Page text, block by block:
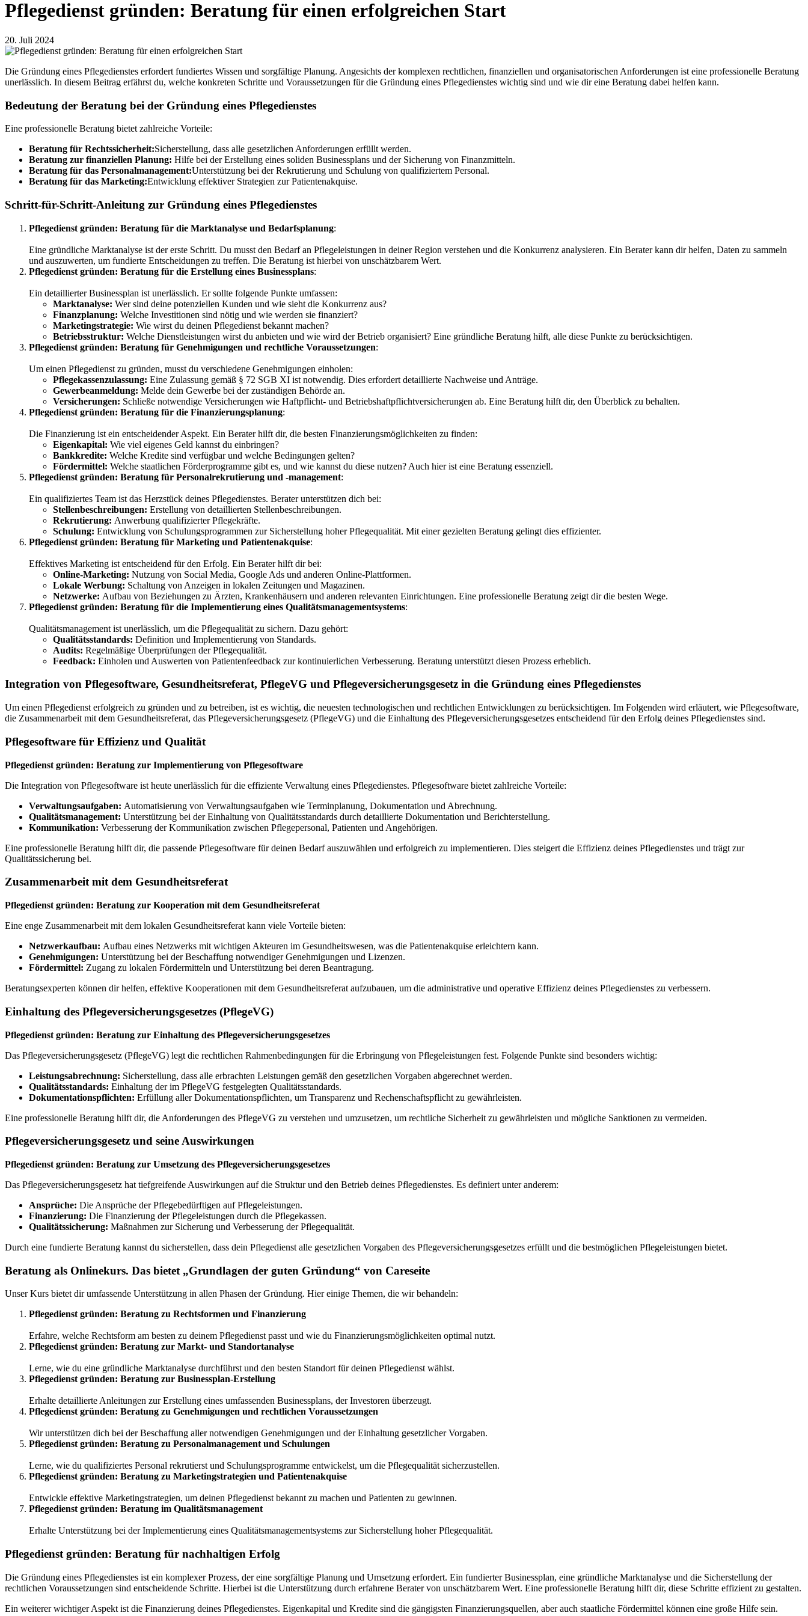
Pflegedienst gründen: Beratung für einen erfolgreichen Start
20. Juli 2024
Die Gründung eines Pflegedienstes erfordert fundiertes Wissen und sorgfältige Planung. Angesichts der komplexen rechtlichen, finanziellen und organisatorischen Anforderungen ist eine professionelle Beratung
unerlässlich. In diesem Beitrag erfährst du, welche konkreten Schritte und Voraussetzungen für die Gründung eines Pflegedienstes wichtig sind und wie dir eine Beratung dabei helfen kann.
Bedeutung der Beratung bei der Gründung eines Pflegedienstes
Eine professionelle Beratung bietet zahlreiche Vorteile:
Beratung für Rechtssicherheit:Sicherstellung, dass alle gesetzlichen Anforderungen erfüllt werden.
Beratung zur finanziellen Planung: Hilfe bei der Erstellung eines soliden Businessplans und der Sicherung von Finanzmitteln.
Beratung für das Personalmanagement:Unterstützung bei der Rekrutierung und Schulung von qualifiziertem Personal.
Beratung für das Marketing:Entwicklung effektiver Strategien zur Patientenakquise.
Schritt-für-Schritt-Anleitung zur Gründung eines Pflegedienstes
Pflegedienst gründen: Beratung für die Marktanalyse und Bedarfsplanung:
Eine gründliche Marktanalyse ist der erste Schritt. Du musst den Bedarf an Pflegeleistungen in deiner Region verstehen und die Konkurrenz analysieren. Ein Berater kann dir helfen, Daten zu sammeln
und auszuwerten, um fundierte Entscheidungen zu treffen. Die Beratung ist hierbei von unschätzbarem Wert.
Pflegedienst gründen: Beratung für die Erstellung eines Businessplans:
Ein detaillierter Businessplan ist unerlässlich. Er sollte folgende Punkte umfassen:
Marktanalyse: Wer sind deine potenziellen Kunden und wie sieht die Konkurrenz aus?
Finanzplanung: Welche Investitionen sind nötig und wie werden sie finanziert?
Marketingstrategie: Wie wirst du deinen Pflegedienst bekannt machen?
Betriebsstruktur: Welche Dienstleistungen wirst du anbieten und wie wird der Betrieb organisiert? Eine gründliche Beratung hilft, alle diese Punkte zu berücksichtigen.
Pflegedienst gründen: Beratung für Genehmigungen und rechtliche Voraussetzungen:
Um einen Pflegedienst zu gründen, musst du verschiedene Genehmigungen einholen:
Pflegekassenzulassung: Eine Zulassung gemäß § 72 SGB XI ist notwendig. Dies erfordert detaillierte Nachweise und Anträge.
Gewerbeanmeldung: Melde dein Gewerbe bei der zuständigen Behörde an.
Versicherungen: Schließe notwendige Versicherungen wie Haftpflicht- und Betriebshaftpflichtversicherungen ab. Eine Beratung hilft dir, den Überblick zu behalten.
Pflegedienst gründen: Beratung für die Finanzierungsplanung:
Die Finanzierung ist ein entscheidender Aspekt. Ein Berater hilft dir, die besten Finanzierungsmöglichkeiten zu finden:
Eigenkapital: Wie viel eigenes Geld kannst du einbringen?
Bankkredite: Welche Kredite sind verfügbar und welche Bedingungen gelten?
Fördermittel: Welche staatlichen Förderprogramme gibt es, und wie kannst du diese nutzen? Auch hier ist eine Beratung essenziell.
Pflegedienst gründen: Beratung für Personalrekrutierung und -management:
Ein qualifiziertes Team ist das Herzstück deines Pflegedienstes. Berater unterstützen dich bei:
Stellenbeschreibungen: Erstellung von detaillierten Stellenbeschreibungen.
Rekrutierung: Anwerbung qualifizierter Pflegekräfte.
Schulung: Entwicklung von Schulungsprogrammen zur Sicherstellung hoher Pflegequalität. Mit einer gezielten Beratung gelingt dies effizienter.
Pflegedienst gründen: Beratung für Marketing und Patientenakquise:
Effektives Marketing ist entscheidend für den Erfolg. Ein Berater hilft dir bei:
Online-Marketing: Nutzung von Social Media, Google Ads und anderen Online-Plattformen.
Lokale Werbung: Schaltung von Anzeigen in lokalen Zeitungen und Magazinen.
Netzwerke: Aufbau von Beziehungen zu Ärzten, Krankenhäusern und anderen relevanten Einrichtungen. Eine professionelle Beratung zeigt dir die besten Wege.
Pflegedienst gründen: Beratung für die Implementierung eines Qualitätsmanagementsystems:
Qualitätsmanagement ist unerlässlich, um die Pflegequalität zu sichern. Dazu gehört:
Qualitätsstandards: Definition und Implementierung von Standards.
Audits: Regelmäßige Überprüfungen der Pflegequalität.
Feedback: Einholen und Auswerten von Patientenfeedback zur kontinuierlichen Verbesserung. Beratung unterstützt diesen Prozess erheblich.
Integration von Pflegesoftware, Gesundheitsreferat, PflegeVG und Pflegeversicherungsgesetz in die Gründung eines Pflegedienstes
Um einen Pflegedienst erfolgreich zu gründen und zu betreiben, ist es wichtig, die neuesten technologischen und rechtlichen Entwicklungen zu berücksichtigen. Im Folgenden wird erläutert, wie Pflegesoftware,
die Zusammenarbeit mit dem Gesundheitsreferat, das Pflegeversicherungsgesetz (PflegeVG) und die Einhaltung des Pflegeversicherungsgesetzes entscheidend für den Erfolg deines Pflegedienstes sind.
Pflegesoftware für Effizienz und Qualität
Pflegedienst gründen: Beratung zur Implementierung von Pflegesoftware
Die Integration von Pflegesoftware ist heute unerlässlich für die effiziente Verwaltung eines Pflegedienstes. Pflegesoftware bietet zahlreiche Vorteile:
Verwaltungsaufgaben: Automatisierung von Verwaltungsaufgaben wie Terminplanung, Dokumentation und Abrechnung.
Qualitätsmanagement: Unterstützung bei der Einhaltung von Qualitätsstandards durch detaillierte Dokumentation und Berichterstellung.
Kommunikation: Verbesserung der Kommunikation zwischen Pflegepersonal, Patienten und Angehörigen.
Eine professionelle Beratung hilft dir, die passende Pflegesoftware für deinen Bedarf auszuwählen und erfolgreich zu implementieren. Dies steigert die Effizienz deines Pflegedienstes und trägt zur
Qualitätssicherung bei.
Zusammenarbeit mit dem Gesundheitsreferat
Pflegedienst gründen: Beratung zur Kooperation mit dem Gesundheitsreferat
Eine enge Zusammenarbeit mit dem lokalen Gesundheitsreferat kann viele Vorteile bieten:
Netzwerkaufbau: Aufbau eines Netzwerks mit wichtigen Akteuren im Gesundheitswesen, was die Patientenakquise erleichtern kann.
Genehmigungen: Unterstützung bei der Beschaffung notwendiger Genehmigungen und Lizenzen.
Fördermittel: Zugang zu lokalen Fördermitteln und Unterstützung bei deren Beantragung.
Beratungsexperten können dir helfen, effektive Kooperationen mit dem Gesundheitsreferat aufzubauen, um die administrative und operative Effizienz deines Pflegedienstes zu verbessern.
Einhaltung des Pflegeversicherungsgesetzes (PflegeVG)
Pflegedienst gründen: Beratung zur Einhaltung des Pflegeversicherungsgesetzes
Das Pflegeversicherungsgesetz (PflegeVG) legt die rechtlichen Rahmenbedingungen für die Erbringung von Pflegeleistungen fest. Folgende Punkte sind besonders wichtig:
Leistungsabrechnung: Sicherstellung, dass alle erbrachten Leistungen gemäß den gesetzlichen Vorgaben abgerechnet werden.
Qualitätsstandards: Einhaltung der im PflegeVG festgelegten Qualitätsstandards.
Dokumentationspflichten: Erfüllung aller Dokumentationspflichten, um Transparenz und Rechenschaftspflicht zu gewährleisten.
Eine professionelle Beratung hilft dir, die Anforderungen des PflegeVG zu verstehen und umzusetzen, um rechtliche Sicherheit zu gewährleisten und mögliche Sanktionen zu vermeiden.
Pflegeversicherungsgesetz und seine Auswirkungen
Pflegedienst gründen: Beratung zur Umsetzung des Pflegeversicherungsgesetzes
Das Pflegeversicherungsgesetz hat tiefgreifende Auswirkungen auf die Struktur und den Betrieb deines Pflegedienstes. Es definiert unter anderem:
Ansprüche: Die Ansprüche der Pflegebedürftigen auf Pflegeleistungen.
Finanzierung: Die Finanzierung der Pflegeleistungen durch die Pflegekassen.
Qualitätssicherung: Maßnahmen zur Sicherung und Verbesserung der Pflegequalität.
Durch eine fundierte Beratung kannst du sicherstellen, dass dein Pflegedienst alle gesetzlichen Vorgaben des Pflegeversicherungsgesetzes erfüllt und die bestmöglichen Pflegeleistungen bietet.
Beratung als Onlinekurs. Das bietet „Grundlagen der guten Gründung“ von Careseite
Unser Kurs bietet dir umfassende Unterstützung in allen Phasen der Gründung. Hier einige Themen, die wir behandeln:
Pflegedienst gründen: Beratung zu Rechtsformen und Finanzierung
Erfahre, welche Rechtsform am besten zu deinem Pflegedienst passt und wie du Finanzierungsmöglichkeiten optimal nutzt.
Pflegedienst gründen: Beratung zur Markt- und Standortanalyse
Lerne, wie du eine gründliche Marktanalyse durchführst und den besten Standort für deinen Pflegedienst wählst.
Pflegedienst gründen: Beratung zur Businessplan-Erstellung
Erhalte detaillierte Anleitungen zur Erstellung eines umfassenden Businessplans, der Investoren überzeugt.
Pflegedienst gründen: Beratung zu Genehmigungen und rechtlichen Voraussetzungen
Wir unterstützen dich bei der Beschaffung aller notwendigen Genehmigungen und der Einhaltung gesetzlicher Vorgaben.
Pflegedienst gründen: Beratung zu Personalmanagement und Schulungen
Lerne, wie du qualifiziertes Personal rekrutierst und Schulungsprogramme entwickelst, um die Pflegequalität sicherzustellen.
Pflegedienst gründen: Beratung zu Marketingstrategien und Patientenakquise
Entwickle effektive Marketingstrategien, um deinen Pflegedienst bekannt zu machen und Patienten zu gewinnen.
Pflegedienst gründen: Beratung im Qualitätsmanagement
Erhalte Unterstützung bei der Implementierung eines Qualitätsmanagementsystems zur Sicherstellung hoher Pflegequalität.
Pflegedienst gründen: Beratung für nachhaltigen Erfolg
Die Gründung eines Pflegedienstes ist ein komplexer Prozess, der eine sorgfältige Planung und Umsetzung erfordert. Ein fundierter Businessplan, eine gründliche Marktanalyse und die Sicherstellung der
rechtlichen Voraussetzungen sind entscheidende Schritte. Hierbei ist die Unterstützung durch erfahrene Berater von unschätzbarem Wert. Eine professionelle Beratung hilft dir, diese Schritte effizient zu gestalten.
Ein weiterer wichtiger Aspekt ist die Finanzierung deines Pflegedienstes. Eigenkapital und Kredite sind die gängigsten Finanzierungsquellen, aber auch staatliche Fördermittel können eine große Hilfe sein.